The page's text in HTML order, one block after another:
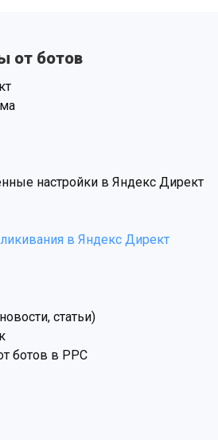
от ботов
настройки в Яндекс Директ
в Яндекс Директ
статьи)
ботов в PPC